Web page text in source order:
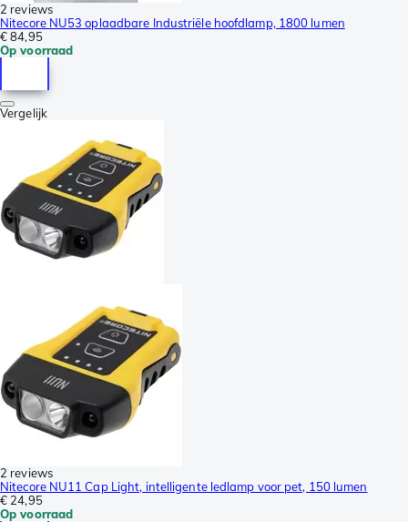
2 reviews
Nitecore NU53 oplaadbare Industriële hoofdlamp, 1800 lumen
€ 84,95
Op voorraad
Vergelijk
2 reviews
Nitecore NU11 Cap Light, intelligente ledlamp voor pet, 150 lumen
€ 24,95
Op voorraad